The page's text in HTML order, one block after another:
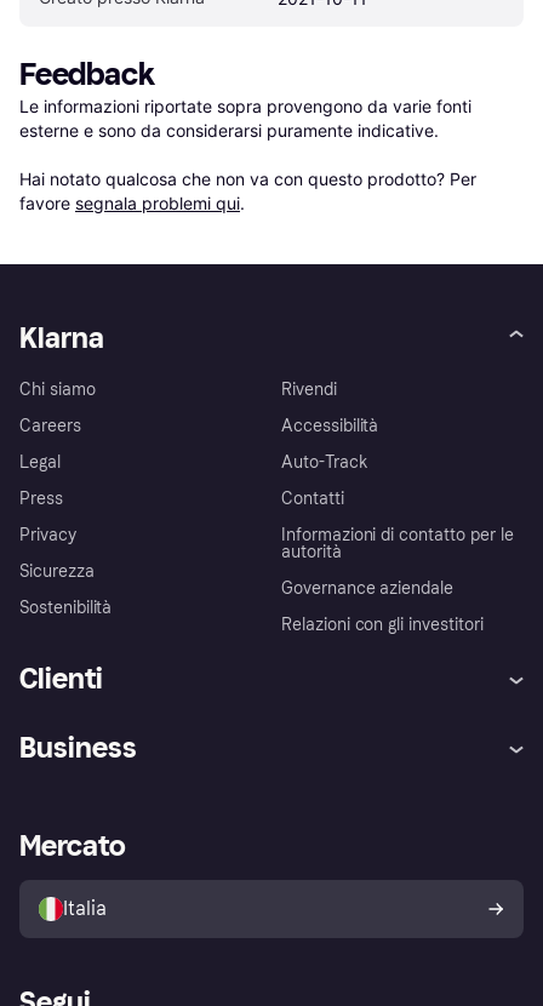
Feedback
Le informazioni riportate sopra provengono da varie fonti
esterne e sono da considerarsi puramente indicative.
Hai notato qualcosa che non va con questo prodotto? Per
favore segnala problemi qui.
Klarna
Chi siamo
Careers
Legal
Press
Privacy
Sicurezza
Sostenibilità
Rivendi
Accessibilità
Auto-Track
Contatti
Informazioni di contatto per le
autorità
Governance aziendale
Relazioni con gli investitori
Clienti
Esplora i negozi
Politica di protezione
dell'acquirente Klarna
Business
Accesso aziende
Mercato
Italia